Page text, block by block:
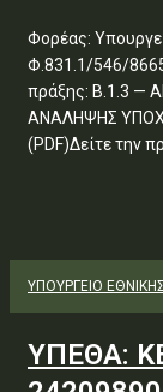
Φορέας:
Φ.831.1/546/
πράξης: Β.1.3 —
ΑΝΑΛΗΨΗΣ
(PDF)Δείτε την
ΥΠΟΥΡΓΕΊΟ
ΥΠΕΘΑ: